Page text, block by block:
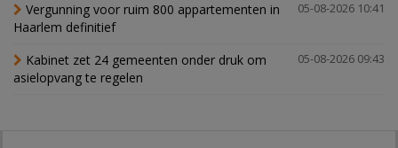
05-08-2026 10:41
Vergunning voor ruim 800 appartementen in
Haarlem definitief
05-08-2026 09:43
Kabinet zet 24 gemeenten onder druk om
asielopvang te regelen